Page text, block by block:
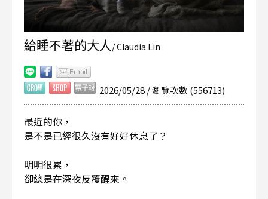
給睡不著的大人 / Claudia Lin
2026/05/28 / 瀏覽次數 (556713)
最近的你，
是不是已經很久沒有好好休息了？
明明很累，
卻總是在深夜反覆醒來。